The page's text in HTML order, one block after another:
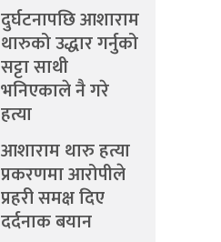
दुर्घटनापछि आशाराम
थारुको उद्धार गर्नुको
सट्टा साथी
भनिएकाले नै गरे
हत्या
आशाराम थारु हत्या
प्रकरणमा आरोपीले
प्रहरी समक्ष दिए
दर्दनाक बयान